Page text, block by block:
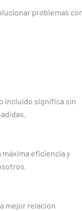
problemas
incluido significa sin
máxima eficiencia y
mejor relación